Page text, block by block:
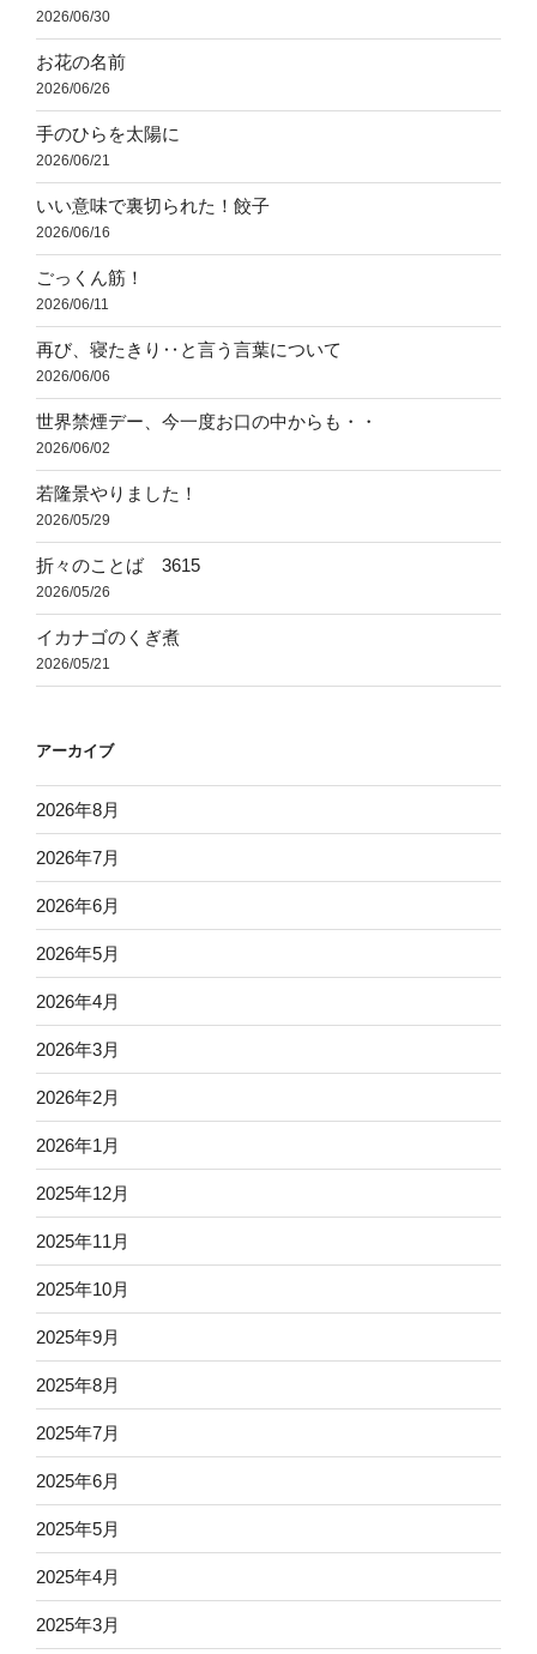
2026/06/30
お花の名前
2026/06/26
手のひらを太陽に
2026/06/21
いい意味で裏切られた！餃子
2026/06/16
ごっくん筋！
2026/06/11
再び、寝たきり‥と言う言葉について
2026/06/06
世界禁煙デー、今一度お口の中からも・・
2026/06/02
若隆景やりました！
2026/05/29
折々のことば 3615
2026/05/26
イカナゴのくぎ煮
2026/05/21
アーカイブ
2026年8月
2026年7月
2026年6月
2026年5月
2026年4月
2026年3月
2026年2月
2026年1月
2025年12月
2025年11月
2025年10月
2025年9月
2025年8月
2025年7月
2025年6月
2025年5月
2025年4月
2025年3月